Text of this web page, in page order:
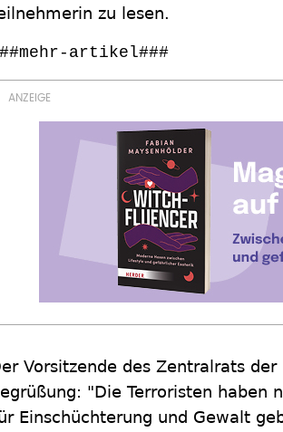
zu lesen.
artikel###
Vorsitzende des Zentralrats
"Die Terroristen haben
Einschüchterung und Gewalt